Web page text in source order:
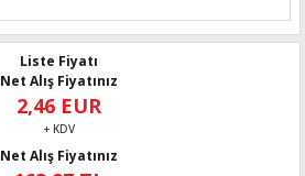
Liste Fiyatı
Net Alış Fiyatınız
2,46 EUR
+ KDV
Net Alış Fiyatınız